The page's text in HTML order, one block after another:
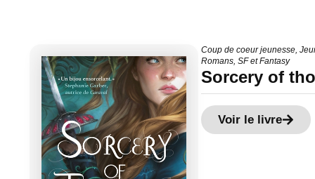
Coup de coeur jeunesse,
Romans,SF et Fantasy
Sorcery of
Voir le livre